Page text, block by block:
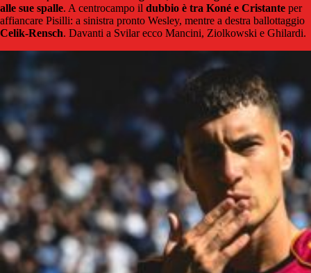
alle sue spalle. A centrocampo il dubbio è tra Koné e Cristante per
affiancare Pisilli: a sinistra pronto Wesley, mentre a destra ballottaggio
Celik-Rensch. Davanti a Svilar ecco Mancini, Ziolkowski e Ghilardi.